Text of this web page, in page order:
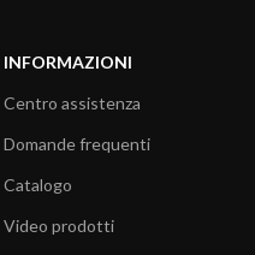
INFORMAZIONI
Centro assistenza
Domande frequenti
Catalogo
Video prodotti